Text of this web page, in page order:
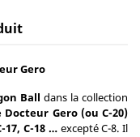
Gero
Ball dans la collection
Docteur Gero (ou C-20)
17, C-18 …excepté C-8. Il